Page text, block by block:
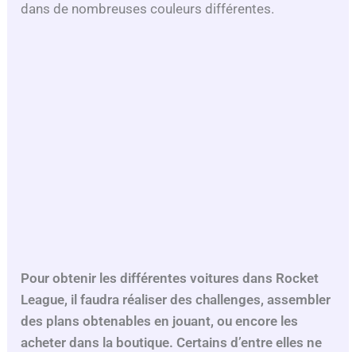
dans de nombreuses couleurs différentes.
Pour obtenir les différentes voitures dans Rocket
League, il faudra réaliser des challenges, assembler
des plans obtenables en jouant, ou encore les
acheter dans la boutique. Certains d’entre elles ne